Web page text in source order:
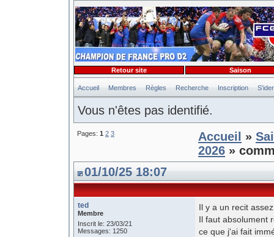
Accueil Membres Règles Recherche Inscription
Vous n'êtes pas identifié.
Retour site Saison
Pages: 1 2 3 Accueil »
2026 »
01/10/25 18:07
ted
Membre
Inscrit le: 23/03/21
Messages: 1250
Il y a un recit
Il faut absolument
ce que j'ai fait